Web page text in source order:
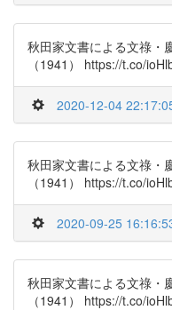
秋田家文書による文祿・
（1941） https://t.co/
2020-12-04
秋田家文書による文祿・
（1941） https://t.co/
2020-09-25
秋田家文書による文祿・
（1941） https://t.co/